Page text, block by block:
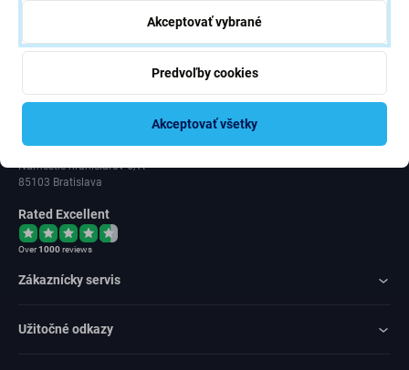
ID: 47 019 948
Námestie hraničiarov 6/A
85103 Bratislava
Rated Excellent
Over1000reviews
Zákaznícky servis
Užitočné odkazy
Akceptovať vybrané
Predvoľby cookies
Akceptovať všetky